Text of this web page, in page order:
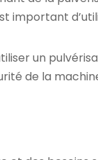
important
un
de la